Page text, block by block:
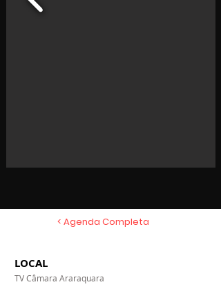
< Agenda Completa
LOCAL
TV Câmara Araraquara